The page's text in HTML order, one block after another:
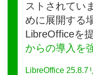
ストされてい
めに展開する
LibreOfficeを
からの導入を
LibreOffice 25.8.7